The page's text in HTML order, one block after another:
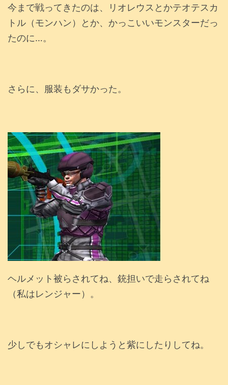
今まで戦ってきたのは、リオレウスとかテオテスカ
トル（モンハン）とか、かっこいいモンスターだっ
たのに…。
さらに、服装もダサかった。
ヘルメット被らされてね、銃担いで走らされてね
（私はレンジャー）。
少しでもオシャレにしようと紫にしたりしてね。